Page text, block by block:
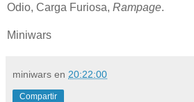
Odio, Carga Furiosa, Rampage.
Miniwars
miniwars en 20:22:00
Compartir